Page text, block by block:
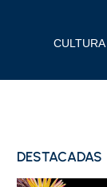
CULTURA
DESTACADAS